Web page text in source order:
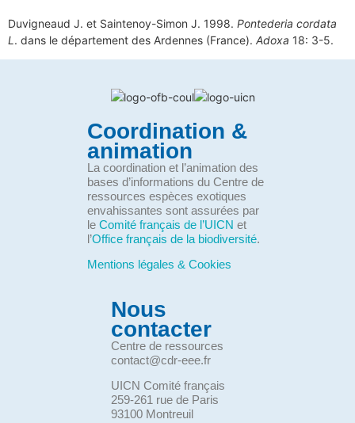
Duvigneaud J. et Saintenoy-Simon J. 1998. Pontederia cordata
L . dans le département des Ardennes (France). Adoxa 18: 3-5.
Coordination &
animation
La coordination et l’animation des
bases d’informations du Centre de
ressources espèces exotiques
envahissantes sont assurées par
le Comité français de l’UICN et
l’Office français de la biodiversité.
Mentions légales & Cookies
Nous
contacter
Centre de ressources
contact@cdr-eee.fr
UICN Comité français
259-261 rue de Paris
93100 Montreuil